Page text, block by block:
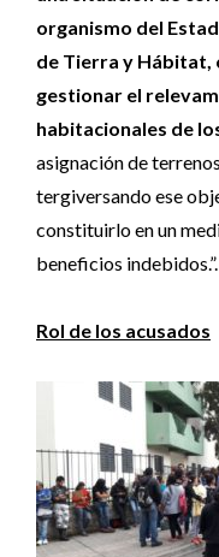
organismo del
de Tierra y Hábitat,
gestionar el
habitacionales de
asignación de
tergiversando ese
constituirlo en un
beneficios indebidos.”.
Rol de los acusados